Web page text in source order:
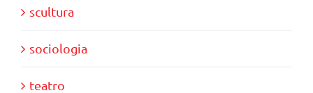
scultura
sociologia
teatro